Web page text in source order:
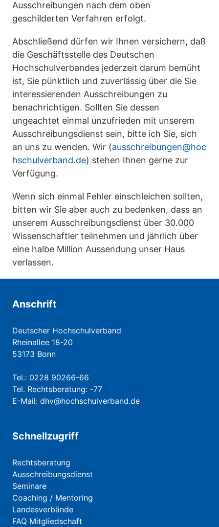
Ausschreibungen nach dem oben
geschilderten Verfahren erfolgt.
Abschließend dürfen wir Ihnen versichern, daß
die Geschäftsstelle des Deutschen
Hochschulverbandes jederzeit darum bemüht
ist, Sie pünktlich und zuverlässig über die Sie
interessierenden Ausschreibungen zu
benachrichtigen. Sollten Sie dessen
ungeachtet einmal unzufrieden mit unserem
Ausschreibungsdienst sein, bitte ich Sie, sich
an uns zu wenden. Wir (ausschreibungen@hoc
hschulverband.de) stehen Ihnen gerne zur
Verfügung.
Wenn sich einmal Fehler einschleichen sollten,
bitten wir Sie aber auch zu bedenken, dass an
unserem Ausschreibungsdienst über 30.000
Wissenschaftler teilnehmen und jährlich über
eine halbe Million Aussendung unser Haus
verlassen.
Anschrift
Deutscher Hochschulverband
Rheinallee 18-20
53173 Bonn
Tel.: 0228 90266-66
Tel. Rechtsberatung: -77
E-Mail: dhv@hochschulverband.de
Schnellzugriff
Rechtsberatung
Ausschreibungsdienst
Seminare
Coaching / Mentoring
Landesverbände
FAQ Mitgliedschaft